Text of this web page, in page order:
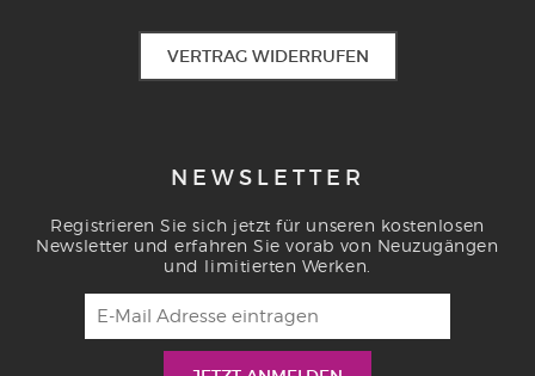
VERTRAG WIDERRUFEN
NEWSLETTER
Registrieren Sie sich jetzt für unseren kostenlosen
Newsletter und erfahren Sie vorab von Neuzugängen
und limitierten Werken.